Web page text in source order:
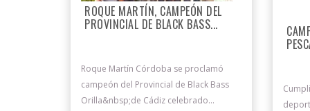
ROQUE MARTÍN, CAMPEÓN DEL
PROVINCIAL DE BLACK BASS...
Roque Martín Córdoba se proclamó
campeón del Provincial de Black Bass
Orilla&nbsp;de Cádiz celebrado...